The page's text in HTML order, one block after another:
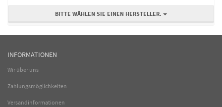
BITTE WÄHLEN SIE EINEN HERSTELLER.
INFORMATIONEN
Wir über uns
Zahlungsmöglichkeiten
Versandinformationen